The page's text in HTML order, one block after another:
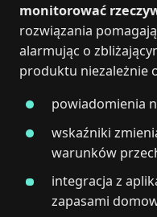
monitorować
rozwiązania
alarmując o
produktu niezależnie
powiadomienia
wskaźniki
warunków
integracja z
zapasami